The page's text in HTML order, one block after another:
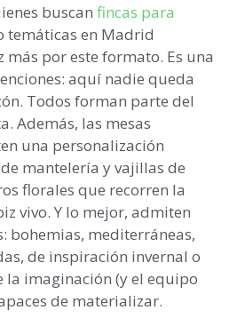
buscan fincas para
temáticas en Madrid
más por este formato. Es una
aquí nadie queda
Todos forman parte del
Además, las mesas
una personalización
mantelería y vajillas de
florales que recorren la
vivo. Y lo mejor, admiten
bohemias, mediterráneas,
de inspiración invernal o
imaginación (y el equipo
de materializar.